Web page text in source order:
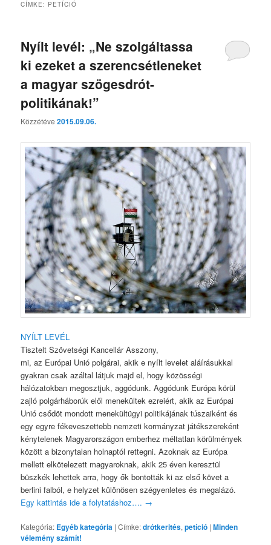
CÍMKE: PETÍCIÓ
Nyílt levél: „Ne szolgáltassa
ki ezeket a szerencsétleneket
a magyar szögesdrót-
politikának!”
Közzétéve2015.09.06.
NYÍLT LEVÉL
Tisztelt Szövetségi Kancellár Asszony,
mi, az Európai Unió polgárai, akik e nyílt levelet aláírásukkal
gyakran csak azáltal látjuk majd el, hogy közösségi
hálózatokban megosztjuk, aggódunk. Aggódunk Európa körül
zajló polgárháborúk elől menekültek ezreiért, akik az Európai
Unió csődöt mondott menekültügyi politikájának túszaiként és
egy egyre fékeveszettebb nemzeti kormányzat játékszereként
kénytelenek Magyarországon emberhez méltatlan körülmények
között a bizonytalan holnaptól rettegni. Azoknak az Európa
mellett elkötelezett magyaroknak, akik 25 éven keresztül
büszkék lehettek arra, hogy ők bontották ki az első követ a
berlini falból, e helyzet különösen szégyenletes és megalázó.
Egy kattintás ide a folytatáshoz…. →
Kategória: Egyéb kategória |Címke:drótkerités,petíció |Minden
vélemény számít!